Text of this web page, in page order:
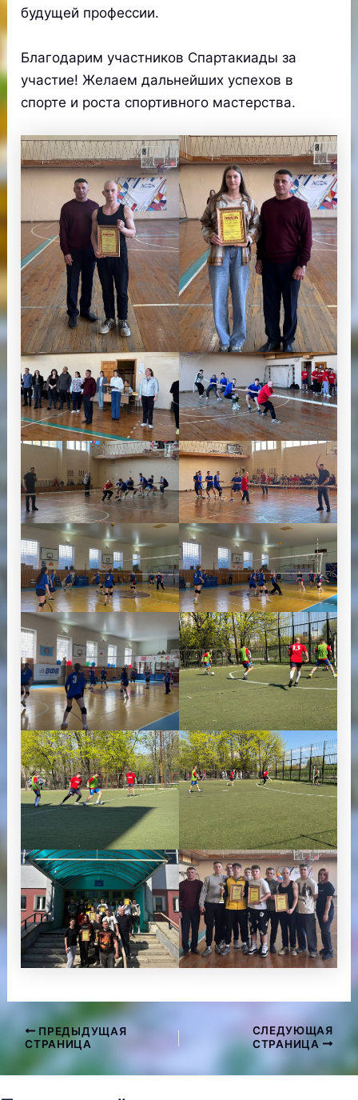
будущей профессии.
Благодарим участников Спартакиады за
участие! Желаем дальнейших успехов в
спорте и роста спортивного мастерства.
Навигация
по
записям
ПРЕДЫДУЩАЯ
СТРАНИЦА
СЛЕДУЮЩАЯ
СТРАНИЦА